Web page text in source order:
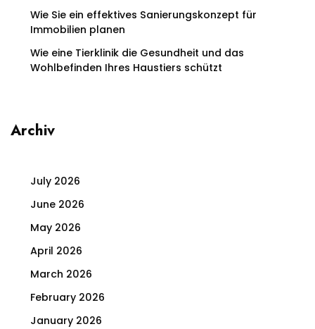
Wie Sie ein effektives Sanierungskonzept für
Immobilien planen
Wie eine Tierklinik die Gesundheit und das
Wohlbefinden Ihres Haustiers schützt
Archiv
July 2026
June 2026
May 2026
April 2026
March 2026
February 2026
January 2026